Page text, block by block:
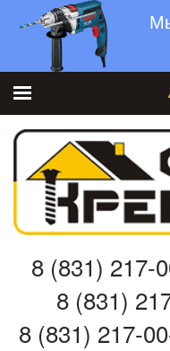
8 (831) 217-
8 (831)
8 (831) 217-